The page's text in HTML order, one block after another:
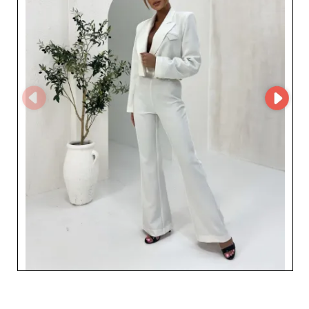
assure un attrait certain auprès des consommatrices.
Les revendeurs ont l'opportunité de diversifier leur offre
avec des pièces uniques qui raviront leur clientèle et
stimuleront leurs ventes. Opter pour Cool Me, c'est
choisir un grossiste dont la réputation d'excellence
repose sur un service client personnalisé et une
logistique optimisée, garantissant des livraisons rapides
et sans accroc. Avec Cool Me, enrichissez votre boutique
de produits tendances qui répondent aux attentes les
plus exigeantes des femmes modernes et créez une
expérience d'achat inoubliable pour vos clientes. En
collaborant avec Cool Me, vous êtes assurés de
bénéficier d’un partenariat solide et d'une diversité de
produits qui renforceront votre positionnement sur le
marché. Profitez dès maintenant de cette opportunité
pour consolider votre succès commercial.